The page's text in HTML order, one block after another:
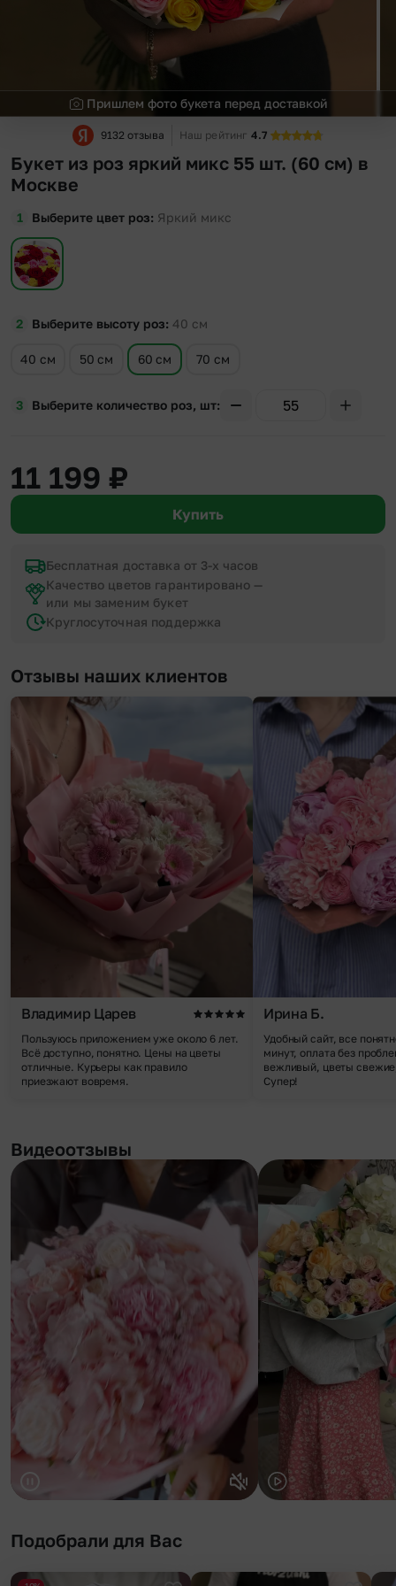
Пришлем фото букета перед доставкой
9132 отзыва Наш рейтинг 4.7
Букет из роз яркий микс 55 шт. (60 см) в
Москве
Выберите цвет роз Яркий микс
Выберите высоту роз 40 см
40 см 50 см 60 см 70 см
Выберите количество роз, шт
11 199 ₽
Купить
Бесплатная доставка от 3-х часов
Качество цветов гарантировано —
или мы заменим букет
Круглосуточная поддержка
Отзывы наших клиентов
Владимир Царев
Пользуюсь приложением уже около 6 лет.
Всё доступно, понятно. Цены на цветы
отличные. Курьеры как правило
приезжают вовремя.
Ирина Б.
Удобный сайт, все
минут, оплата без
вежливый, цветы
Супер!
Видеоотзывы
Подобрали для Вас